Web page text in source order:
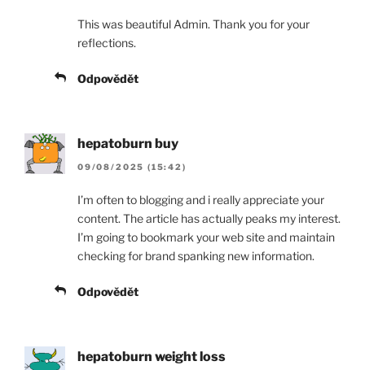
This was beautiful Admin. Thank you for your
reflections.
Odpovědět
hepatoburn buy
09/08/2025 (15:42)
I’m often to blogging and i really appreciate your
content. The article has actually peaks my interest.
I’m going to bookmark your web site and maintain
checking for brand spanking new information.
Odpovědět
hepatoburn weight loss